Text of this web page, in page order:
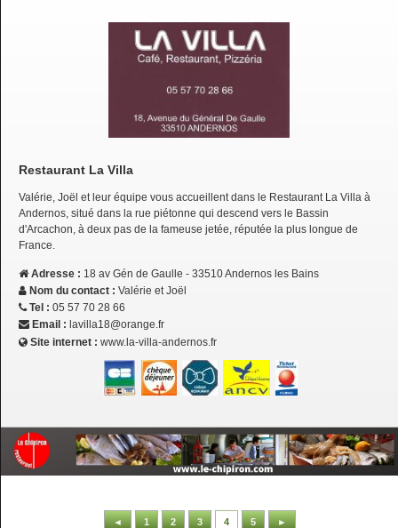
Restaurant La Villa
Valérie, Joël et leur équipe vous accueillent dans le Restaurant La Villa à
Andernos, situé dans la rue piétonne qui descend vers le Bassin
d'Arcachon, à deux pas de la fameuse jetée, réputée la plus longue de
France.
Adresse : 18 av Gén de Gaulle - 33510 Andernos les Bains
Nom du contact : Valérie et Joël
Tel : 05 57 70 28 66
Email : lavilla18@orange.fr
Site internet : www.la-villa-andernos.fr
◄ 1 2 3 4 5 ►